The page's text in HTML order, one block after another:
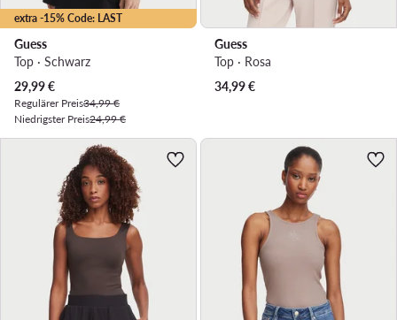
extra -15% Code: LAST
Guess
Top · Schwarz
Aktueller Preis
29,99€
Regulärer Preis34,99 €
Niedrigster Preis24,99 €
Guess
Top · Rosa
34,99€